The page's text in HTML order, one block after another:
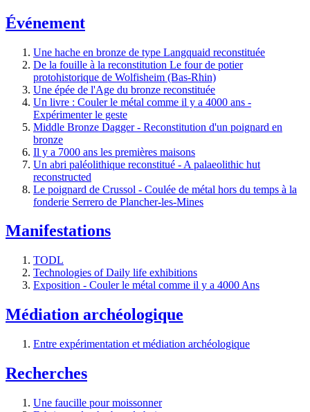
Événement
Une hache en bronze de type Langquaid reconstituée
De la fouille à la reconstitution Le four de potier
protohistorique de Wolfisheim (Bas-Rhin)
Une épée de l'Age du bronze reconstituée
Un livre : Couler le métal comme il y a 4000 ans -
Expérimenter le geste
Middle Bronze Dagger - Reconstitution d'un poignard en
bronze
Il y a 7000 ans les premières maisons
Un abri paléolithique reconstitué - A palaeolithic hut
reconstructed
Le poignard de Crussol - Coulée de métal hors du temps à la
fonderie Serrero de Plancher-les-Mines
Manifestations
TODL
Technologies of Daily life exhibitions
Exposition - Couler le métal comme il y a 4000 Ans
Médiation archéologique
Entre expérimentation et médiation archéologique
Recherches
Une faucille pour moissonner